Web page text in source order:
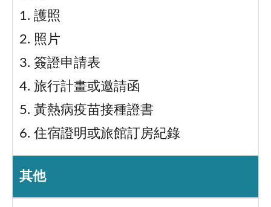
1. 護照
2. 照片
3. 簽證申請表
4. 旅行計畫或邀請函
5. 黃熱病疫苗接種證書
6. 住宿證明或旅館訂房紀錄
其他